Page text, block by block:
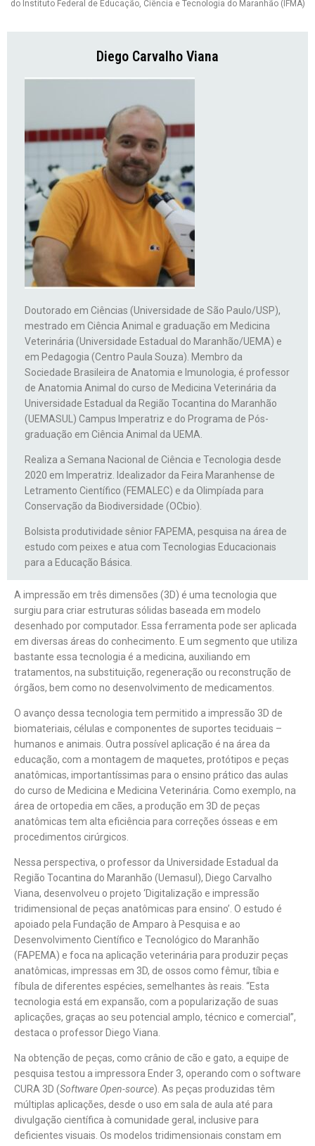
do Instituto Federal de Educação, Ciência e Tecnologia do Maranhão (IFMA)
Diego Carvalho Viana
Doutorado em Ciências (Universidade de São Paulo/USP),
mestrado em Ciência Animal e graduação em Medicina
Veterinária (Universidade Estadual do Maranhão/UEMA) e
em Pedagogia (Centro Paula Souza). Membro da
Sociedade Brasileira de Anatomia e Imunologia, é professor
de Anatomia Animal do curso de Medicina Veterinária da
Universidade Estadual da Região Tocantina do Maranhão
(UEMASUL) Campus Imperatriz e do Programa de Pós-
graduação em Ciência Animal da UEMA.
Realiza a Semana Nacional de Ciência e Tecnologia desde
2020 em Imperatriz. Idealizador da Feira Maranhense de
Letramento Científico (FEMALEC) e da Olimpíada para
Conservação da Biodiversidade (OCbio).
Bolsista produtividade sênior FAPEMA, pesquisa na área de
estudo com peixes e atua com Tecnologias Educacionais
para a Educação Básica.
A impressão em três dimensões (3D) é uma tecnologia que
surgiu para criar estruturas sólidas baseada em modelo
desenhado por computador. Essa ferramenta pode ser aplicada
em diversas áreas do conhecimento. E um segmento que utiliza
bastante essa tecnologia é a medicina, auxiliando em
tratamentos, na substituição, regeneração ou reconstrução de
órgãos, bem como no desenvolvimento de medicamentos.
O avanço dessa tecnologia tem permitido a impressão 3D de
biomateriais, células e componentes de suportes teciduais –
humanos e animais. Outra possível aplicação é na área da
educação, com a montagem de maquetes, protótipos e peças
anatômicas, importantíssimas para o ensino prático das aulas
do curso de Medicina e Medicina Veterinária. Como exemplo, na
área de ortopedia em cães, a produção em 3D de peças
anatômicas tem alta eficiência para correções ósseas e em
procedimentos cirúrgicos.
Nessa perspectiva, o professor da Universidade Estadual da
Região Tocantina do Maranhão (Uemasul), Diego Carvalho
Viana, desenvolveu o projeto ‘Digitalização e impressão
tridimensional de peças anatômicas para ensino’. O estudo é
apoiado pela Fundação de Amparo à Pesquisa e ao
Desenvolvimento Científico e Tecnológico do Maranhão
(FAPEMA) e foca na aplicação veterinária para produzir peças
anatômicas, impressas em 3D, de ossos como fêmur, tíbia e
fíbula de diferentes espécies, semelhantes às reais. “Esta
tecnologia está em expansão, com a popularização de suas
aplicações, graças ao seu potencial amplo, técnico e comercial”,
destaca o professor Diego Viana.
Na obtenção de peças, como crânio de cão e gato, a equipe de
pesquisa testou a impressora Ender 3, operando com o software
CURA 3D (Software Open-source). As peças produzidas têm
múltiplas aplicações, desde o uso em sala de aula até para
divulgação científica à comunidade geral, inclusive para
deficientes visuais. Os modelos tridimensionais constam em